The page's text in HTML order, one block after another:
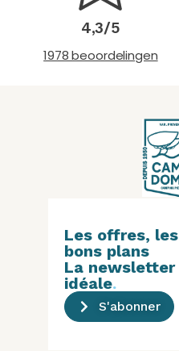
4,3/5
1978 beoordelingen
Les offres, les
bons plans
La newsletter
idéale.
S'abonner